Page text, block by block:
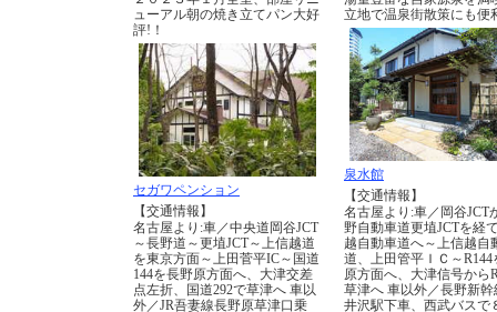
ューアル朝の焼き立てパン大好
評!！
セガワペンション
【交通情報】
名古屋より:車／中央道岡谷JCT
～長野道～更埴JCT～上信越道
を東京方面～上田菅平IC～国道
144を長野原方面へ、大津交差
点左折、国道292で草津へ 車以
外／JR吾妻線長野原草津口乗
立地で温泉街散策にも便
泉水館
【交通情報】
名古屋より:車／岡谷JCT
野自動車道更埴JCTを経
越自動車道へ～上信越自
道、上田管平ＩＣ～R144
原方面へ、大津信号から
草津へ 車以外／長野新幹
井沢駅下車、西武バスで